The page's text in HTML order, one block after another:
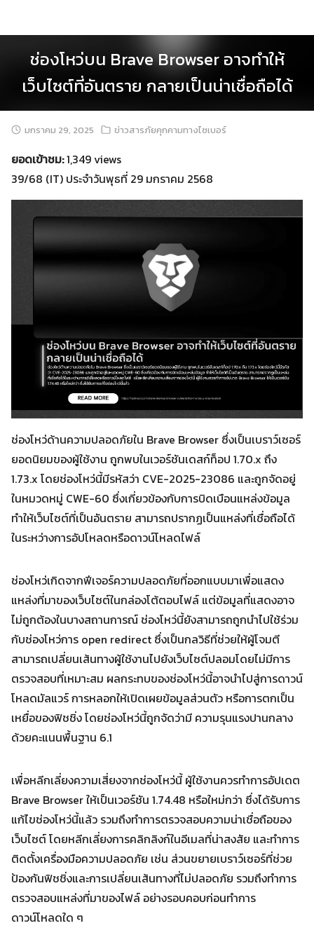
Search
for:
Search
ช่องโหว่บน Brave Browser อาจทำให้
เว็บไซต์ที่อันตราย กลายเป็นน่าเชื่อถือได้
มกราคม 29, 2025 ข่าวสารภัยคุกคามทางไซเบอร์
ยอดเข้าชม:1,349 views
39/68 (IT) ประจำวันพุธที่ 29 มกราคม 2568
ช่องโหว่ด้านความปลอดภัยใน Brave Browser ซึ่งเป็นเบราว์เซอร์
ยอดนิยมของผู้ใช้งาน ถูกพบในเวอร์ชันเดสก์ท็อป 1.70.x ถึง
1.73.x โดยช่องโหว่นี้มีรหัสว่า CVE-2025-23086 และถูกจัดอยู่
ในหมวดหมู่ CWE-60 ซึ่งเกี่ยวข้องกับการบิดเบือนแหล่งข้อมูล
ทำให้เว็บไซต์ที่เป็นอันตราย สามารถปรากฏเป็นแหล่งที่เชื่อถือได้
ในระหว่างการอัปโหลดหรือดาวน์โหลดไฟล์
ช่องโหว่เกิดจากฟีเจอร์ความปลอดภัยที่ออกแบบมาเพื่อแสดง
แหล่งที่มาของเว็บไซต์ในกล่องโต้ตอบไฟล์ แต่ข้อมูลที่แสดงอาจ
ไม่ถูกต้องในบางสถานการณ์ ช่องโหว่นี้ยังสามารถถูกนำไปใช้ร่วม
กับช่องโหว่การ open redirect ซึ่งเป็นกลวิธีที่ช่วยให้ผู้โจมตี
สามารถเปลี่ยนเส้นทางผู้ใช้งานไปยังเว็บไซต์ปลอมโดยไม่มีการ
ตรวจสอบที่เหมาะสม ผลกระทบของช่องโหว่นี้อาจนำไปสู่การดาวน์
โหลดมัลแวร์ การหลอกให้เปิดเผยข้อมูลส่วนตัว หรือการตกเป็น
เหยื่อของฟิชชิ่ง โดยช่องโหว่นี้ถูกจัดว่ามี ความรุนแรงปานกลาง
ด้วยคะแนนพื้นฐาน 6.1
เพื่อหลีกเลี่ยงความเสี่ยงจากช่องโหว่นี้ ผู้ใช้งานควรทำการอัปเดต
Brave Browser ให้เป็นเวอร์ชัน 1.74.48 หรือใหม่กว่า ซึ่งได้รับการ
แก้ไขช่องโหว่นี้แล้ว รวมถึงทำการตรวจสอบความน่าเชื่อถือของ
เว็บไซต์ โดยหลีกเลี่ยงการคลิกลิงก์ในอีเมลที่น่าสงสัย และทำการ
ติดตั้งเครื่องมือความปลอดภัย เช่น ส่วนขยายเบราว์เซอร์ที่ช่วย
ป้องกันฟิชชิ่งและการเปลี่ยนเส้นทางที่ไม่ปลอดภัย รวมถึงทำการ
ตรวจสอบแหล่งที่มาของไฟล์ อย่างรอบคอบก่อนทำการ
ดาวน์โหลดใด ๆ